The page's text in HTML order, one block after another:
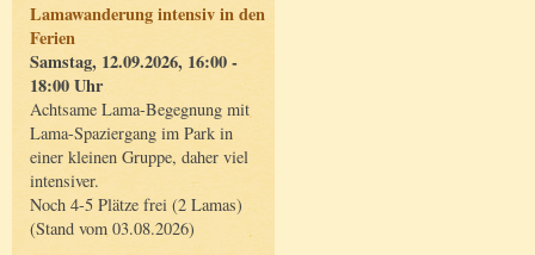
Lamawanderung intensiv in den
Ferien
Samstag, 12.09.2026, 16:00 -
18:00 Uhr
Achtsame Lama-Begegnung mit
Lama-Spaziergang im Park in
einer kleinen Gruppe, daher viel
intensiver.
Noch 4-5 Plätze frei (2 Lamas)
(Stand vom 03.08.2026)